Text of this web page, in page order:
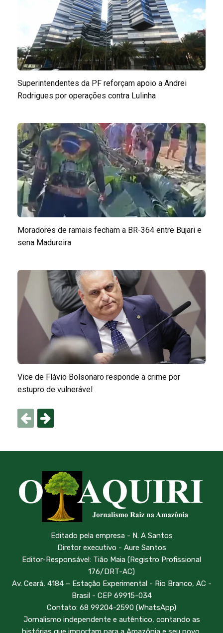
Superintendentes da PF reforçam apoio a Andrei
Rodrigues por operações contra Lulinha
Moradores de ramais fecham a BR-364 entre Bujari e
sena Madureira
Vice de Flávio Bolsonaro responde a crime por
estupro de vulnerável
Editado pela empresa - N. A Santos
Diretor executivo - Aure Santos
Editor-Responsável: Tião Maia (Registro Profissional
176/DRT-AC)
Av. Ceará, 4184 – Estação Experimental - Rio Branco, AC -
Brasil - CEP 69915-034
Contato: 68 99204-2590 (WhatsApp)
Jornalismo independente e autêntico, contando as